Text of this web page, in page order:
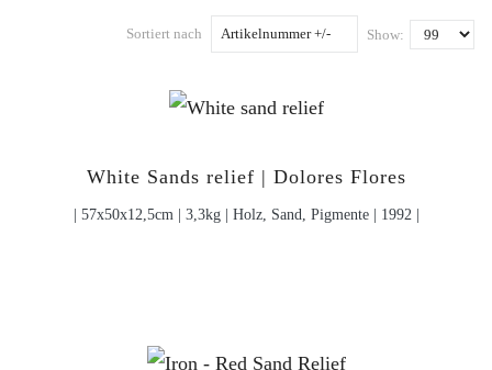
Sortiert nach Artikelnummer +/- Show:
White Sands relief | Dolores Flores
| 57x50x12,5cm | 3,3kg | Holz, Sand, Pigmente | 1992 |